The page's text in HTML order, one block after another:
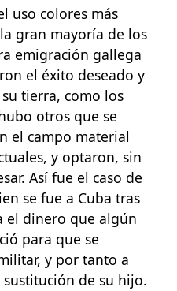
uso colores más
gran mayoría de los
emigración gallega
el éxito deseado y
tierra, como los
otros que se
el campo material
y optaron, sin
Así fue el caso de
se fue a Cuba tras
el dinero que algún
para que se
y por tanto a
sustitución de su hijo.